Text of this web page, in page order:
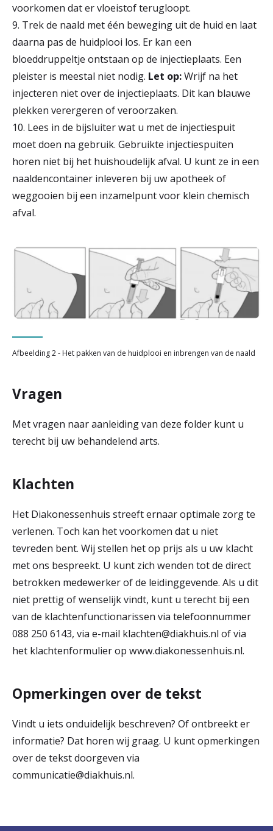
voorkomen dat er vloeistof terugloopt.
9. Trek de naald met één beweging uit de huid en laat
daarna pas de huidplooi los. Er kan een
bloeddruppeltje ontstaan op de injectieplaats. Een
pleister is meestal niet nodig. Let op:Wrijf na het
injecteren niet over de injectieplaats. Dit kan blauwe
plekken verergeren of veroorzaken.
10. Lees in de bijsluiter wat u met de injectiespuit
moet doen na gebruik. Gebruikte injectiespuiten
horen niet bij het huishoudelijk afval. U kunt ze in een
naaldencontainer inleveren bij uw apotheek of
weggooien bij een inzamelpunt voor klein chemisch
afval.
Afbeelding 2 - Het pakken van de huidplooi en inbrengen van de naald
Vragen
Met vragen naar aanleiding van deze folder kunt u
terecht bij uw behandelend arts.
Klachten
Het Diakonessenhuis streeft ernaar optimale zorg te
verlenen. Toch kan het voorkomen dat u niet
tevreden bent. Wij stellen het op prijs als u uw klacht
met ons bespreekt. U kunt zich wenden tot de direct
betrokken medewerker of de leidinggevende. Als u dit
niet prettig of wenselijk vindt, kunt u terecht bij een
van de klachtenfunctionarissen via telefoonnummer
088 250 6143, via e-mail klachten@diakhuis.nl of via
het klachtenformulier op www.diakonessenhuis.nl.
Opmerkingen over de tekst
Vindt u iets onduidelijk beschreven? Of ontbreekt er
informatie? Dat horen wij graag. U kunt opmerkingen
over de tekst doorgeven via
communicatie@diakhuis.nl.